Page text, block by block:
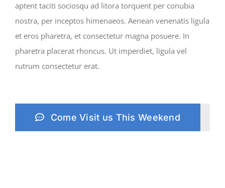
aptent taciti sociosqu ad litora torquent per conubia
nostra, per inceptos himenaeos. Aenean venenatis ligula
et eros pharetra, et consectetur magna posuere. In
pharetra placerat rhoncus. Ut imperdiet, ligula vel
rutrum consectetur erat.
Come Visit us This Weekend